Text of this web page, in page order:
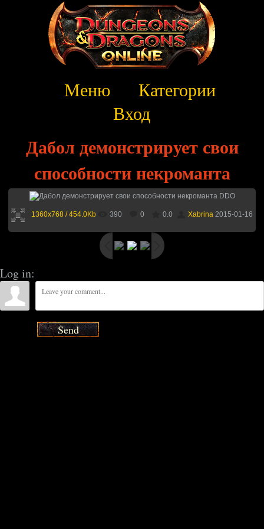
Меню
Категории
Вход
Дабол демонстрирует свои
способности некроманта
1360x768 / 454.0Kb 390 0 0.0 Xabrina 2015-01-16
Log in:
Send